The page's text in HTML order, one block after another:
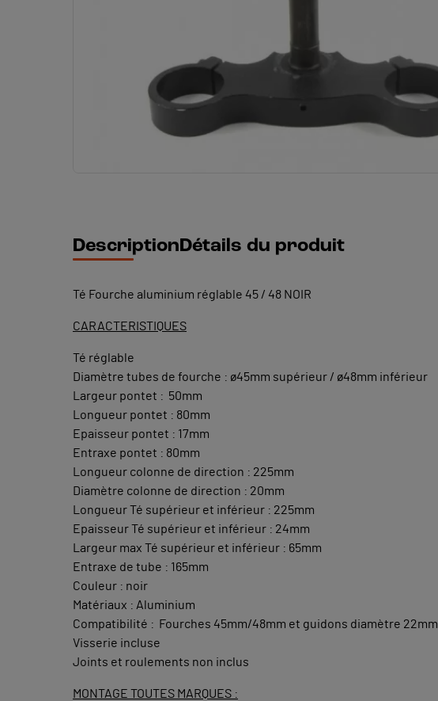
DescriptionDétails du produit
Té Fourche aluminium réglable 45 / 48 NOIR
CARACTERISTIQUES
Té réglable
Diamètre tubes de fourche : ø45mm supérieur / ø48mm inférieur
Largeur pontet : 50mm
Longueur pontet : 80mm
Epaisseur pontet : 17mm
Entraxe pontet : 80mm
Longueur colonne de direction : 225mm
Diamètre colonne de direction : 20mm
Longueur Té supérieur et inférieur : 225mm
Epaisseur Té supérieur et inférieur : 24mm
Largeur max Té supérieur et inférieur : 65mm
Entraxe de tube : 165mm
Couleur : noir
Matériaux : Aluminium
Compatibilité : Fourches 45mm/48mm et guidons diamètre 22mm
Visserie incluse
Joints et roulements non inclus
MONTAGE TOUTES MARQUES :